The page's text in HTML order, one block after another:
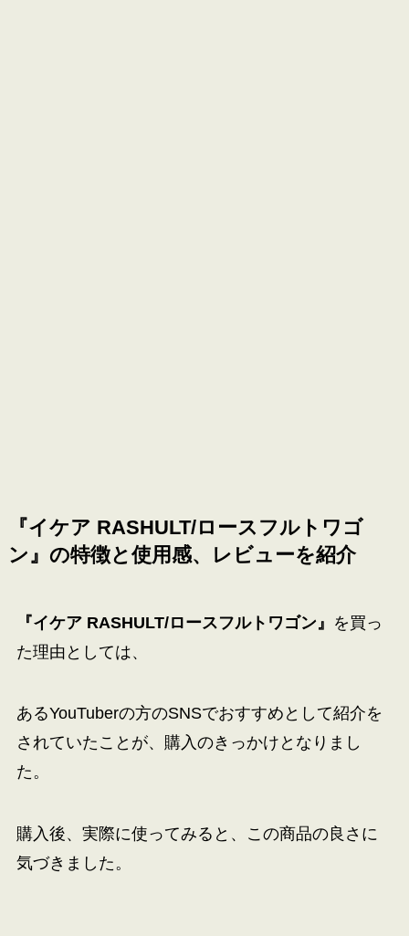
『イケア RASHULT/ロースフルトワゴ
ン』の特徴と使用感、レビューを紹介
『イケア RASHULT/ロースフルトワゴン』 を買っ
た理由としては、
あるYouTuberの方のSNSでおすすめとして紹介を
されていたことが、購入のきっかけとなりまし
た。
購入後、実際に使ってみると、この商品の良さに
気づきました。